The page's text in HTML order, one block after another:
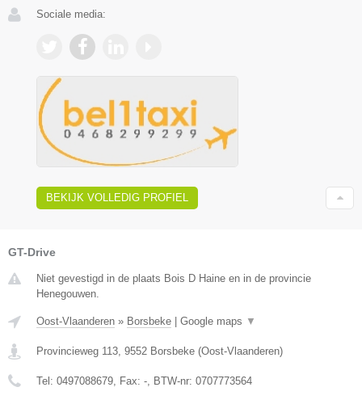
Sociale media:
BEKIJK VOLLEDIG PROFIEL
GT-Drive
Niet gevestigd in de plaats Bois D Haine en in de provincie
Henegouwen.
Oost-Vlaanderen » Borsbeke Google maps ▼
Provincieweg 113, 9552 Borsbeke (Oost-Vlaanderen)
Tel: 0497088679, Fax: -, BTW-nr: 0707773564